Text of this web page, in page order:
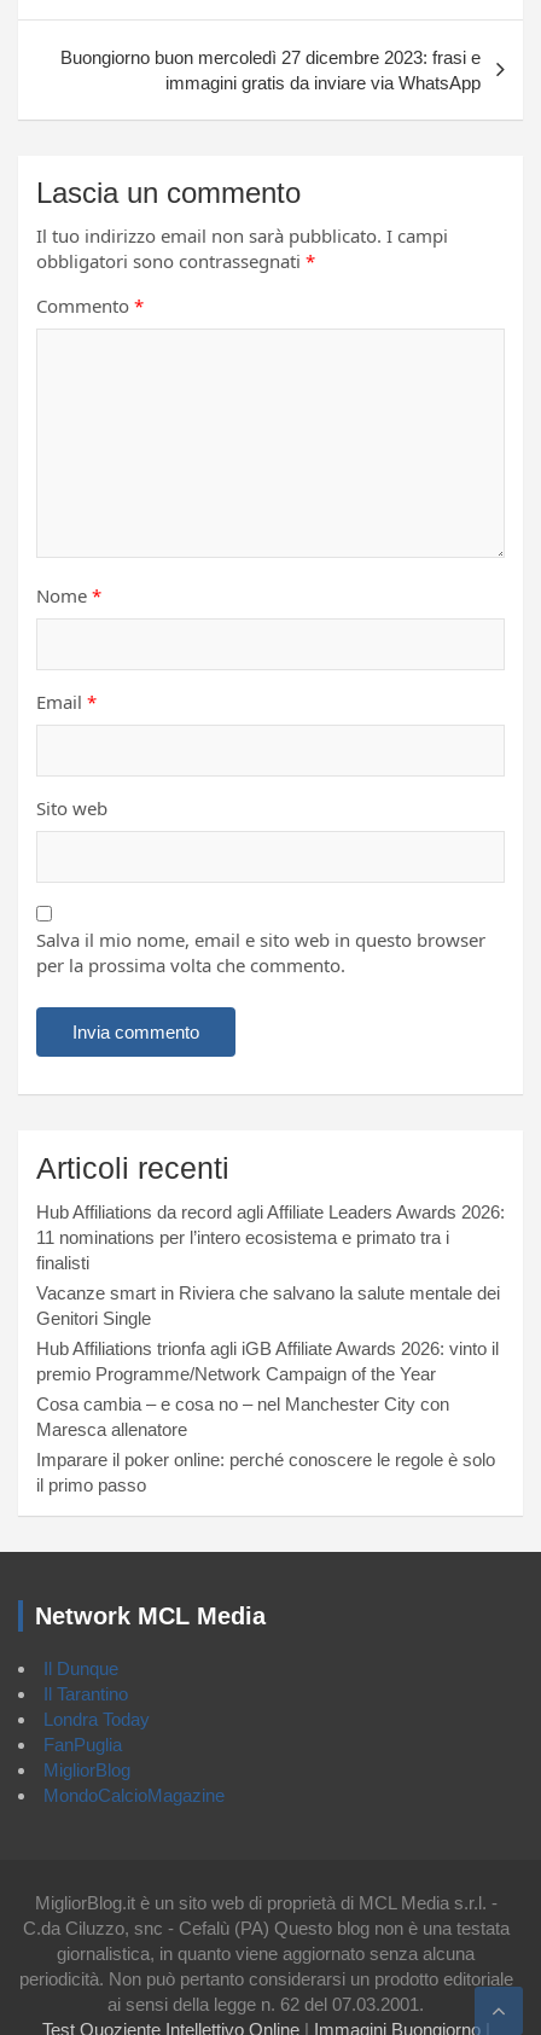
Buongiorno buon mercoledì 27 dicembre 2023: frasi e
immagini gratis da inviare via WhatsApp
Lascia un commento
Il tuo indirizzo email non sarà pubblicato. I campi
obbligatori sono contrassegnati *
Commento *
Nome *
Email *
Sito web
Salva il mio nome, email e sito web in questo browser
per la prossima volta che commento.
Articoli recenti
Hub Affiliations da record agli Affiliate Leaders Awards 2026:
11 nominations per l’intero ecosistema e primato tra i
finalisti
Vacanze smart in Riviera che salvano la salute mentale dei
Genitori Single
Hub Affiliations trionfa agli iGB Affiliate Awards 2026: vinto il
premio Programme/Network Campaign of the Year
Cosa cambia – e cosa no – nel Manchester City con
Maresca allenatore
Imparare il poker online: perché conoscere le regole è solo
il primo passo
Network MCL Media
Il Dunque
Il Tarantino
Londra Today
FanPuglia
MigliorBlog
MondoCalcioMagazine
MigliorBlog.it è un sito web di proprietà di MCL Media s.r.l. -
C.da Ciluzzo, snc - Cefalù (PA) Questo blog non è una testata
giornalistica, in quanto viene aggiornato senza alcuna
periodicità. Non può pertanto considerarsi un prodotto editoriale
ai sensi della legge n. 62 del 07.03.2001.
Test Quoziente Intellettivo Online| Immagini Buongiorno|